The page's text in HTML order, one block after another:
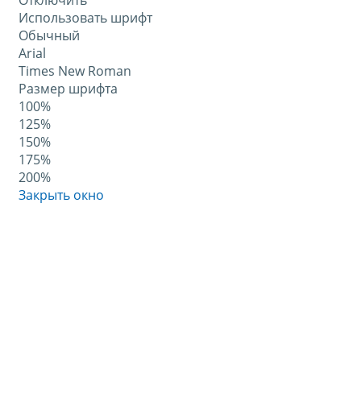
Использовать шрифт
Обычный
Arial
Times New Roman
Размер шрифта
100%
125%
150%
175%
200%
Закрыть окно